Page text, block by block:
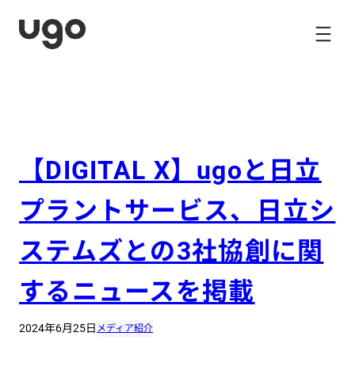
【DIGITAL X】ugoと日立
プラントサービス、日立シ
ステムズとの3社協創に関
するニュースを掲載
2024年6月25日 メディア紹介